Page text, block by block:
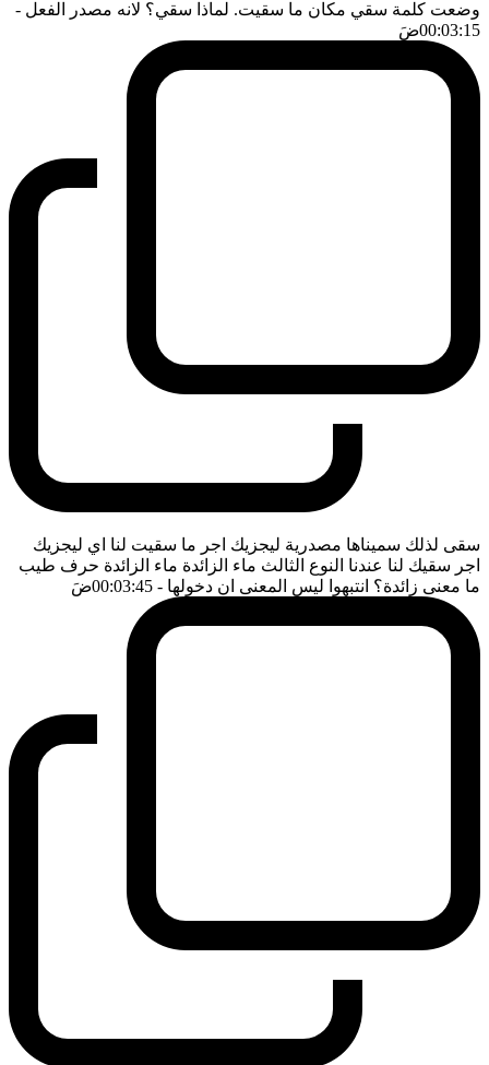
وضعت كلمة سقي مكان ما سقيت. لماذا سقي؟ لانه مصدر الفعل -
00:03:15ضَ
سقى لذلك سميناها مصدرية ليجزيك اجر ما سقيت لنا اي ليجزيك
اجر سقيك لنا عندنا النوع الثالث ماء الزائدة ماء الزائدة حرف طيب
ما معنى زائدة؟ انتبهوا ليس المعنى ان دخولها - 00:03:45 ضَ